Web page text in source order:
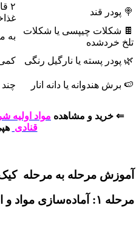
🍭 پودر قند
۲
🍫 شکلات چیپسی یا شکلات
تلخ خردشده
به
🌿 پودر پسته یا نارگیل رنگی
🍉 برش هندوانه یا دانه انار
⇐ خرید و مشاهده مواد اولیه
قنادی
آموزش مرحله به مرحله کیک
مرحله ۱: آماده‌سازی مواد و ابزار